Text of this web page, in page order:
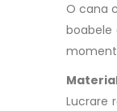
O cana
boabele
Lucrare